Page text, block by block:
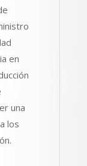
en
una
los